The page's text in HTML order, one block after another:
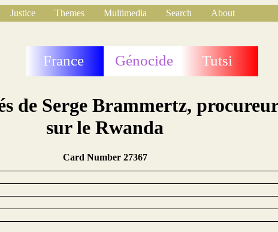
Justice Themes Multimedia Search
About
France Génocide Tutsi
de Serge Brammertz,
sur le Rwanda
Card Number 27367